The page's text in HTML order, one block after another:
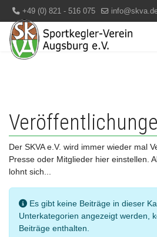
+49 (0) 821 - 516 075
Der SKVA e.V. wird immer wieder mal
Presse oder Mitglieder hier einstellen.
lohnt sich...
Information
Es gibt keine Beiträge in dieser
Unterkategorien angezeigt werden,
Beiträge enthalten.